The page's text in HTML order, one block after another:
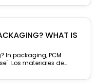
? WHAT IS
? In packaging, PCM
Los materiales de